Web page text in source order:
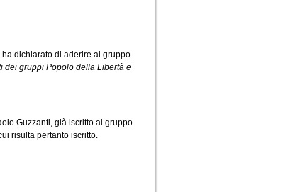
dichiarato di aderire al gruppo
dei gruppi Popolo della Libertà e
Guzzanti, già iscritto al gruppo
risulta pertanto iscritto.